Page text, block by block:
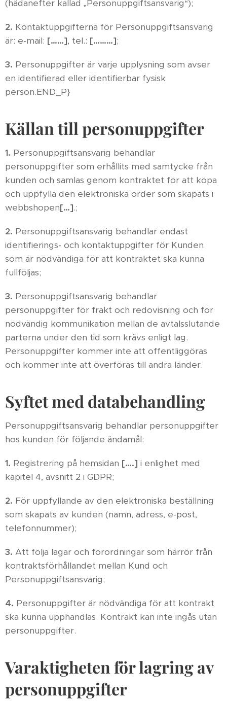
(hädanefter kallad „Personuppgiftsansvarig“);
2. Kontaktuppgifterna för Personuppgiftsansvarig
är: e-mail: [……], tel.: [………];
3. Personuppgifter är varje upplysning som avser
en identifierad eller identifierbar fysisk
person.END_P}
Källan till personuppgifter
1. Personuppgiftsansvarig behandlar
personuppgifter som erhållits med samtycke från
kunden och samlas genom kontraktet för att köpa
och uppfylla den elektroniska order som skapats i
webbshopen[…].;
2. Personuppgiftsansvarig behandlar endast
identifierings- och kontaktuppgifter för Kunden
som är nödvändiga för att kontraktet ska kunna
fullföljas;
3. Personuppgiftsansvarig behandlar
personuppgifter för frakt och redovisning och för
nödvändig kommunikation mellan de avtalsslutande
parterna under den tid som krävs enligt lag.
Personuppgifter kommer inte att offentliggöras
och kommer inte att överföras till andra länder.
Syftet med databehandling
Personuppgiftsansvarig behandlar personuppgifter
hos kunden för följande ändamål:
1. Registrering på hemsidan [….] i enlighet med
kapitel 4, avsnitt 2 i GDPR;
2. För uppfyllande av den elektroniska beställning
som skapats av kunden (namn, adress, e-post,
telefonnummer);
3. Att följa lagar och förordningar som härrör från
kontraktsförhållandet mellan Kund och
Personuppgiftsansvarig;
4. Personuppgifter är nödvändiga för att kontrakt
ska kunna upphandlas. Kontrakt kan inte ingås utan
personuppgifter.
Varaktigheten för lagring av
personuppgifter